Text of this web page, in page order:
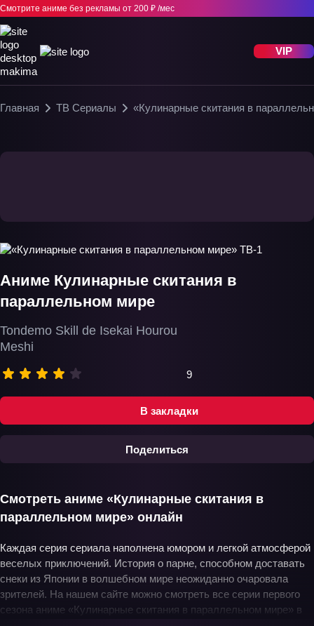
Смотрите аниме без рекламы от 200 ₽ /мес
VIP
Главная ТВ Сериалы «Кулинарные скитания в
В закладки
Поделиться
Аниме Кулинарные скитания в
параллельном мире
Tondemo Skill de Isekai Hourou
Meshi
9
Смотреть аниме «Кулинарные скитания в
параллельном мире» онлайн
Каждая серия сериала наполнена юмором и легкой атмосферой
веселых приключений. История о парне, способном доставать
снеки из Японии в волшебном мире неожиданно очаровала
зрителей. На нашем сайте можно смотреть все серии первого
сезона аниме «Кулинарные скитания в параллельном мире» в